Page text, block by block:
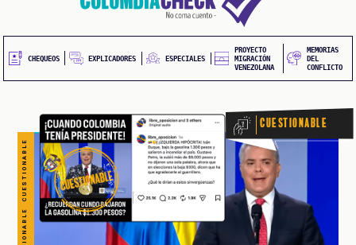
CHEQUEOS EXPLICADORES ESPECIALES
PROYECTO
MIGRACIÓN
VENEZOLANA
MEMORIAS
DEL
CONFLICTO
Cuestionable